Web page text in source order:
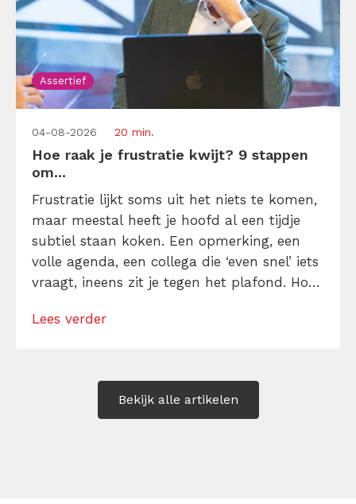
Assertief
04-08-2026 20 min.
Hoe raak je frustratie kwijt? 9 stappen
om...
Frustratie lijkt soms uit het niets te komen,
maar meestal heeft je hoofd al een tijdje
subtiel staan koken. Een opmerking, een
volle agenda, een collega die ‘even snel’ iets
vraagt, ineens zit je tegen het plafond. Hoe
ontploffen of alles op te kroppen? Ontdek
Lees verder
Bekijk alle artikelen